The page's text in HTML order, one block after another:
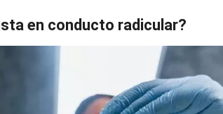
en conducto radicular?